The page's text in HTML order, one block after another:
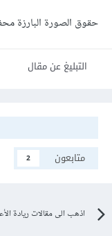
حقوق الصورة البارزة
التبليغ عن مقال
متابعون
2
اذهب الى مقالات ريادة